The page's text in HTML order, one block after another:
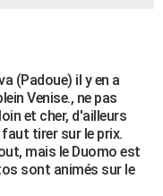
(Padoue) il y en a
Venise., ne pas
et cher, d'ailleurs
tirer sur le prix.
mais le Duomo est
sont animés sur le